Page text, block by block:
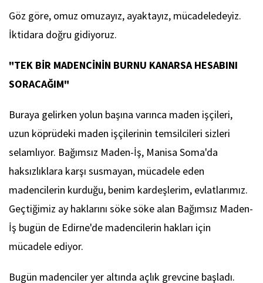
Göz göre, omuz omuzayız, ayaktayız, mücadeledeyiz.
İktidara doğru gidiyoruz.
"TEK BİR MADENCİNİN BURNU KANARSA HESABINI
SORACAĞIM"
Buraya gelirken yolun başına varınca maden işçileri,
uzun köprüdeki maden işçilerinin temsilcileri sizleri
selamlıyor. Bağımsız Maden-İş, Manisa Soma'da
haksızlıklara karşı susmayan, mücadele eden
madencilerin kurduğu, benim kardeşlerim, evlatlarımız.
Geçtiğimiz ay haklarını söke söke alan Bağımsız Maden-
İş bugün de Edirne'de madencilerin hakları için
mücadele ediyor.
Bugün madenciler yer altında açlık grevcine başladı.